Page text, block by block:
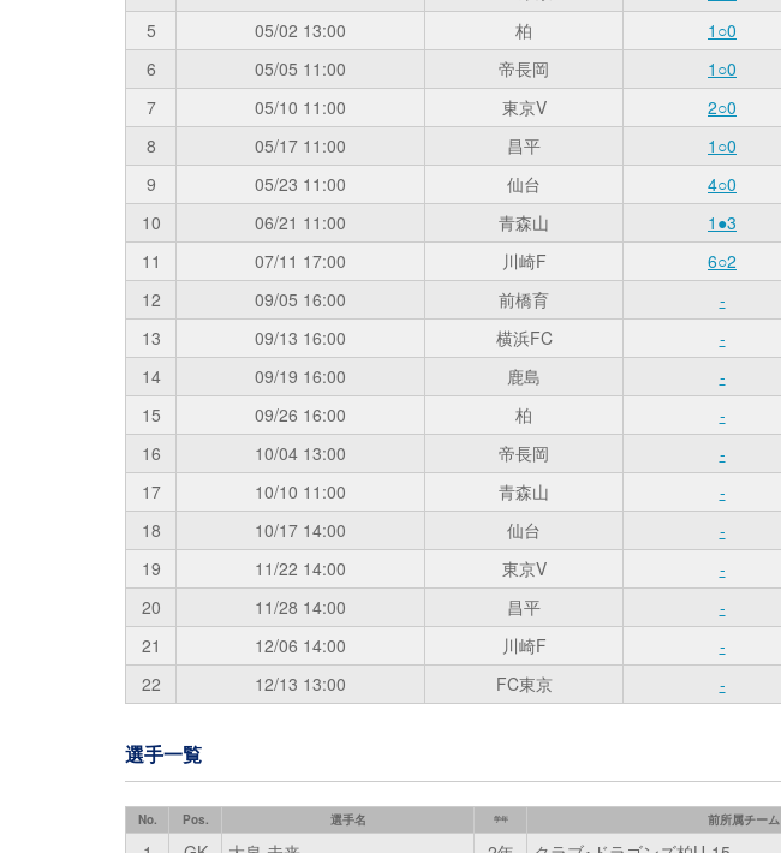
5
05/02 13:00 柏 1○0
6
05/05 11:00 帝長岡 1○0
7
05/10 11:00 東京V 2○0
8
05/17 11:00 昌平 1○0
9
05/23 11:00 仙台 4○0
10
06/21 11:00 青森山 1●3
11
07/11 17:00 川崎F 6○2
12
09/05 16:00 前橋育 -
13
09/13 16:00 横浜FC -
14
09/19 16:00 鹿島 -
15
09/26 16:00 柏 -
16
10/04 13:00 帝長岡 -
17
10/10 11:00 青森山 -
18
10/17 14:00 仙台 -
19
11/22 14:00 東京V -
20
11/28 14:00 昌平 -
21
12/06 14:00 川崎F -
22
12/13 13:00 FC東京 -
選手一覧
No. Pos. 選手名 学年 前所属チーム